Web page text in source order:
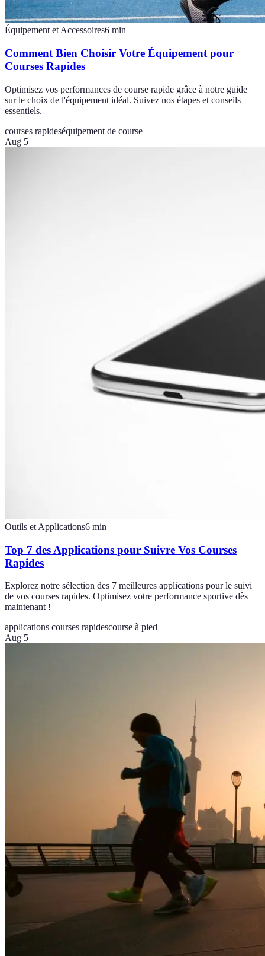
Équipement et Accessoires6 min
Comment Bien Choisir Votre Équipement pour
Courses Rapides
Optimisez vos performances de course rapide grâce à notre guide
sur le choix de l'équipement idéal. Suivez nos étapes et conseils
essentiels.
courses rapideséquipement de course
Aug 5
Outils et Applications6 min
Top 7 des Applications pour Suivre Vos Courses
Rapides
Explorez notre sélection des 7 meilleures applications pour le suivi
de vos courses rapides. Optimisez votre performance sportive dès
maintenant !
applications courses rapidescourse à pied
Aug 5